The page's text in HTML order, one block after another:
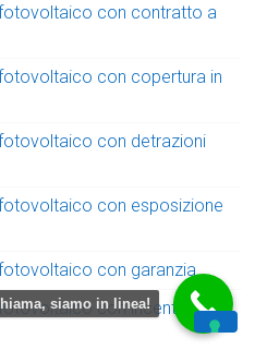
con contratto a
con copertura in
con detrazioni
con esposizione
con garanzia
con incentivi
siamo in linea!